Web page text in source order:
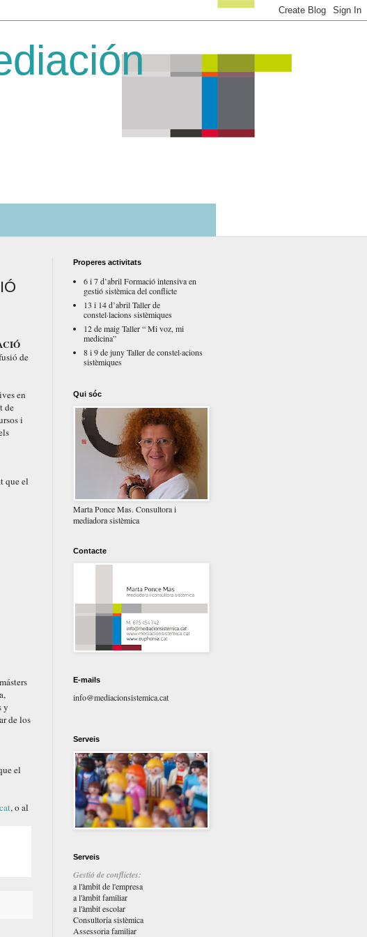
de
en
de
i
que el
y
de los
el
cat, o al
Properes activitats
6 i 7 d’abril Formació intensiva en
gestió sistèmica del conflicte
13 i 14 d’abril Taller de
constel·lacions sistèmiques
12 de maig Taller “ Mi voz, mi
medicina”
8 i 9 de juny Taller de constel·acions
sistèmiques
Qui sóc
Marta Ponce Mas. Consultora i
mediadora sistèmica
Contacte
E-mails
info@mediacionsistemica.cat
Serveis
Serveis
Gestió de conflictes:
a l'àmbit de l'empresa
a l'àmbit familiar
a l'àmbit escolar
Consultoria sistèmica
Assessoria familiar